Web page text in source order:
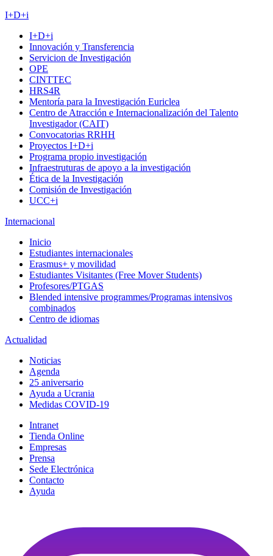
I+D+i
I+D+i
Innovación y Transferencia
Servicion de Investigación
OPE
CINTTEC
HRS4R
Mentoría para la Investigación Euriclea
Centro de Atracción e Internacionalización del Talento
Investigador (CAIT)
Convocatorias RRHH
Proyectos I+D+i
Programa propio investigación
Infraestruturas de apoyo a la investigación
Ética de la Investigación
Comisión de Investigación
UCC+i
Internacional
Inicio
Estudiantes internacionales
Erasmus+ y movilidad
Estudiantes Visitantes (Free Mover Students)
Profesores/PTGAS
Blended intensive programmes/Programas intensivos
combinados
Centro de idiomas
Actualidad
Noticias
Agenda
25 aniversario
Ayuda a Ucrania
Medidas COVID-19
Intranet
Tienda Online
Empresas
Prensa
Sede Electrónica
Contacto
Ayuda